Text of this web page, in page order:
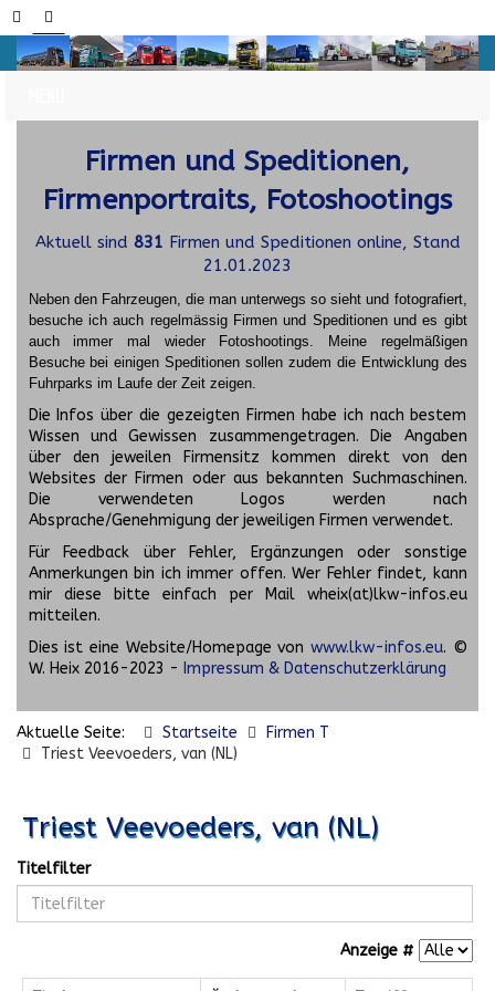
Firmen und Speditionen,
Firmenportraits, Fotoshootings
Aktuell sind 831 Firmen und Speditionen online, Stand
21.01.2023
Neben den Fahrzeugen, die man unterwegs so sieht und fotografiert,
besuche ich auch regelmässig Firmen und Speditionen und es gibt
auch immer mal wieder Fotoshootings.
Meine regelmäßigen
Besuche bei einigen Speditionen sollen zudem die Entwicklung des
Fuhrparks im Laufe der Zeit zeigen.
Die Infos über die gezeigten Firmen habe ich nach bestem
Wissen und Gewissen zusammengetragen. Die Angaben
über den jeweilen Firmensitz kommen direkt von den
Websites der Firmen oder aus bekannten Suchmaschinen.
Die verwendeten Logos werden nach
Absprache/Genehmigung der jeweiligen Firmen verwendet.
Für Feedback über Fehler, Ergänzungen oder sonstige
Anmerkungen bin ich immer offen. Wer Fehler findet, kann
mir diese bitte einfach per Mail wheix(at)lkw-infos.eu
mitteilen.
Dies ist eine Website/Homepage von www.lkw-infos.eu. ©
W. Heix 2016-2023 - Impressum & Datenschutzerklärung
Aktuelle Seite: Startseite
Firmen T
Triest Veevoeders, van (NL)
Triest Veevoeders, van (NL)
Titelfilter
Anzeige #